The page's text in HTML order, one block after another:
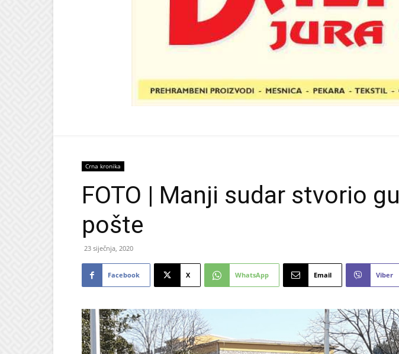
Crna kronika
FOTO | Manji sudar stvorio
pošte
23 siječnja, 2020
Facebook X WhatsApp Email Viber